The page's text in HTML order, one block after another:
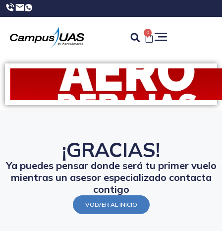
0
¡GRACIAS!
Ya puedes pensar donde será tu primer vuelo
mientras un asesor especializado contacta
contigo
VOLVER AL INICIO